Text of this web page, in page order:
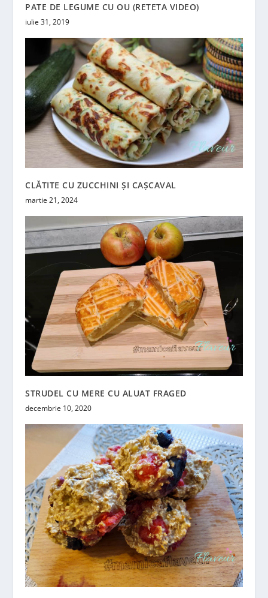
PATE DE LEGUME CU OU (RETETA VIDEO)
iulie 31, 2019
CLĂTITE CU ZUCCHINI ȘI CAȘCAVAL
martie 21, 2024
STRUDEL CU MERE CU ALUAT FRAGED
decembrie 10, 2020